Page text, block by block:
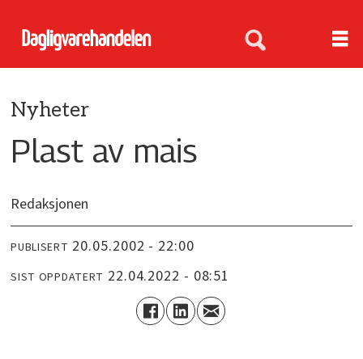
Nyheter
Plast av mais
Redaksjonen
PUBLISERT 20.05.2002 - 22:00
SIST OPPDATERT 22.04.2022 - 08:51